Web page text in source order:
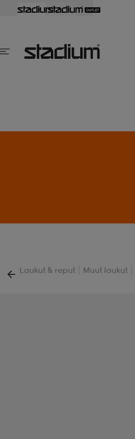
Laukut & reput | Muut laukut |